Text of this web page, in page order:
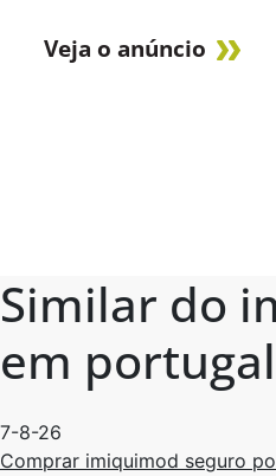
Veja o anúncio
Similar do
em portugal
7-8-26
Comprar imiquimod seguro